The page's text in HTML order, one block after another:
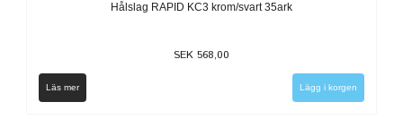
Hålslag RAPID KC3 krom/svart 35ark
SEK 568,00
Läs mer